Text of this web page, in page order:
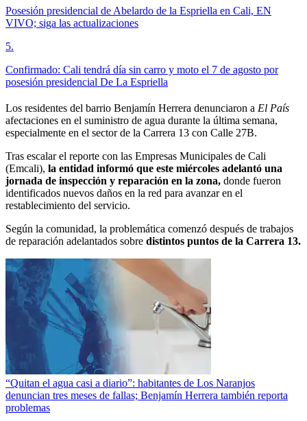
Posesión presidencial de Abelardo de la Espriella en Cali, EN
VIVO; siga las actualizaciones
5.
Confirmado: Cali tendrá día sin carro y moto el 7 de agosto por
posesión presidencial De La Espriella
Los residentes del barrio Benjamín Herrera denunciaron a El País
afectaciones en el suministro de agua durante la última semana,
especialmente en el sector de la Carrera 13 con Calle 27B.
Tras escalar el reporte con las Empresas Municipales de Cali
(Emcali), la entidad informó que este miércoles adelantó una
jornada de inspección y reparación en la zona, donde fueron
identificados nuevos daños en la red para avanzar en el
restablecimiento del servicio.
Según la comunidad, la problemática comenzó después de trabajos
de reparación adelantados sobre distintos puntos de la Carrera 13.
“Quitan el agua casi a diario”: habitantes de Los Naranjos
denuncian tres meses de fallas; Benjamín Herrera también reporta
problemas